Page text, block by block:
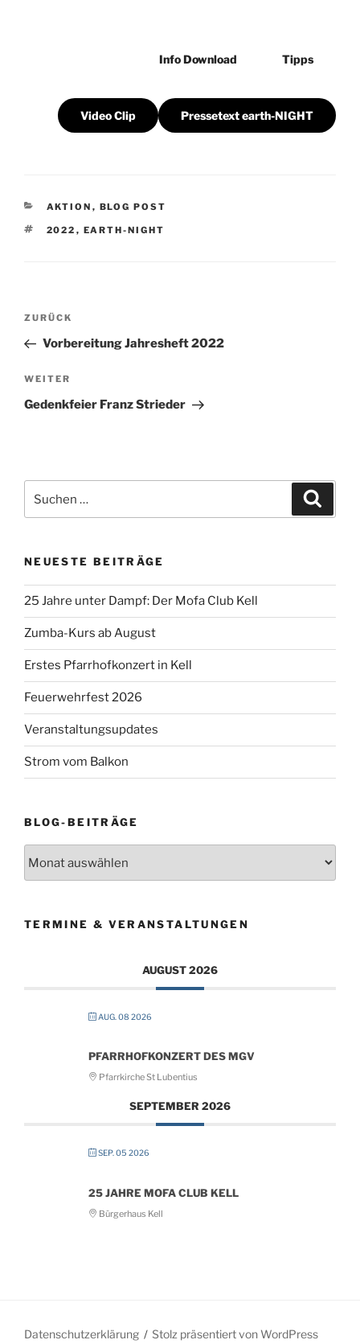
Info Download Tipps
Video Clip Pressetext earth-NIGHT
KATEGORIEN
AKTION , BLOG POST
SCHLAGWÖRTER
2022 , EARTH-NIGHT
Beitragsnavigation
Vorheriger
Beitrag
ZURÜCK
Vorbereitung Jahresheft 2022
Nächster
Beitrag
WEITER
Gedenkfeier Franz Strieder
nach:
NEUESTE BEITRÄGE
25 Jahre unter Dampf: Der Mofa Club Kell
Zumba-Kurs ab August
Erstes Pfarrhofkonzert in Kell
Feuerwehrfest 2026
Veranstaltungsupdates
Strom vom Balkon
BLOG-BEITRÄGE
TERMINE & VERANSTALTUNGEN
AUGUST 2026
AUG. 08 2026
PFARRHOFKONZERT DES MGV
Pfarrkirche St Lubentius
SEPTEMBER 2026
SEP. 05 2026
25 JAHRE MOFA CLUB KELL
Bürgerhaus Kell
Datenschutzerklärung Stolz präsentiert von WordPress